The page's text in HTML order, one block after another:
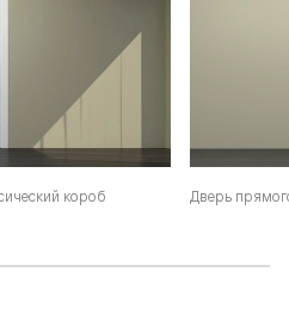
короб Дверь